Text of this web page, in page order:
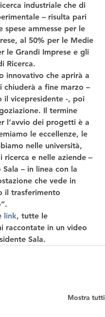
industriale che di
– risulta pari
spese ammesse per le
al 50% per le Medie
le Grandi Imprese e gli
Ricerca.
innovativo che aprirà a
chiuderà a fine marzo –
il vicepresidente -, poi
Il termine
l’avvio dei progetti è a
le eccellenze, le
nelle università,
ricerca e nelle aziende –
Sala – in linea con la
che vede in
il trasferimento
link, tutte le
raccontate in un video
Sala.
Mostra tutti